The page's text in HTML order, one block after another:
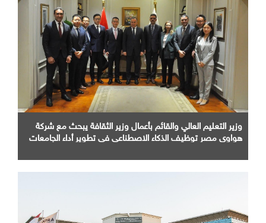
وزير التعليم العالي والقائم بأعمال وزير الثقافة يبحث مع شركة
هواوي مصر توظيف الذكاء الاصطناعي في تطوير أداء الجامعات